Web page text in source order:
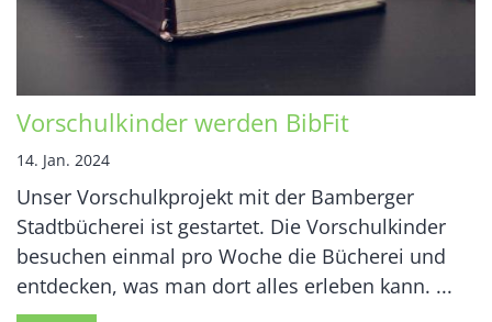
Vorschulkinder werden BibFit
14. Jan. 2024
Unser Vorschulkprojekt mit der Bamberger
Stadtbücherei ist gestartet. Die Vorschulkinder
besuchen einmal pro Woche die Bücherei und
entdecken, was man dort alles erleben kann. ...